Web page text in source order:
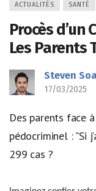
ACTUALITÉS SANTÉ
Procès d’un
Les Parents
Steven
17/03/2025
Des parents face
pédocriminel : "Si
299 cas ?